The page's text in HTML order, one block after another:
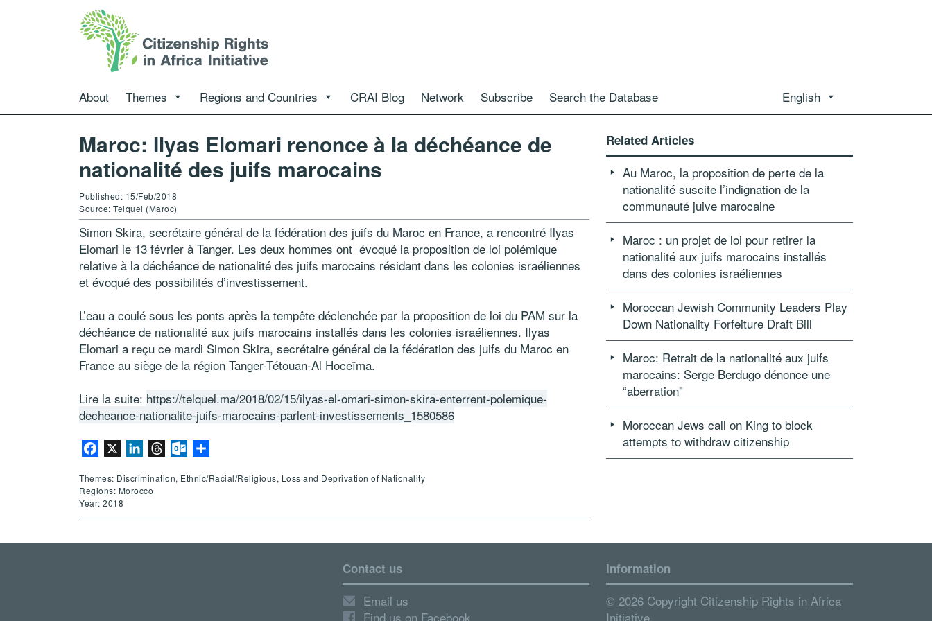
About Themes Regions and Countries CRAI Blog Network Subscribe Search the Database English
Maroc: Ilyas Elomari renonce à la déchéance de
nationalité des juifs marocains
Published: 15/Feb/2018
Source: Telquel (Maroc)
Simon Skira, secrétaire général de la fédération des juifs du Maroc en France, a rencontré Ilyas
Elomari le 13 février à Tanger. Les deux hommes ont évoqué la proposition de loi polémique
relative à la déchéance de nationalité des juifs marocains résidant dans les colonies israéliennes
et évoqué des possibilités d’investissement.
L’eau a coulé sous les ponts après la tempête déclenchée par la proposition de loi du PAM sur la
déchéance de nationalité aux juifs marocains installés dans les colonies israéliennes. Ilyas
Elomari a reçu ce mardi Simon Skira, secrétaire général de la fédération des juifs du Maroc en
France au siège de la région Tanger-Tétouan-Al Hoceïma.
Lire la suite: https://telquel.ma/2018/02/15/ilyas-el-omari-simon-skira-enterrent-polemique-
decheance-nationalite-juifs-marocains-parlent-investissements_1580586
Facebook LinkedInThreadsOutlook.com
Themes: Discrimination, Ethnic/Racial/Religious, Loss and Deprivation of Nationality
Regions: Morocco
Year: 2018
Related Articles
Au Maroc, la proposition de perte de la
nationalité suscite l’indignation de la
communauté juive marocaine
Maroc : un projet de loi pour retirer la
nationalité aux juifs marocains installés
dans des colonies israéliennes
Moroccan Jewish Community Leaders Play
Down Nationality Forfeiture Draft Bill
Maroc: Retrait de la nationalité aux juifs
marocains: Serge Berdugo dénonce une
“aberration”
Moroccan Jews call on King to block
attempts to withdraw citizenship
Contact us
Email us
Find us on Facebook
Information
© 2026 Copyright Citizenship Rights in Africa
Initiative.